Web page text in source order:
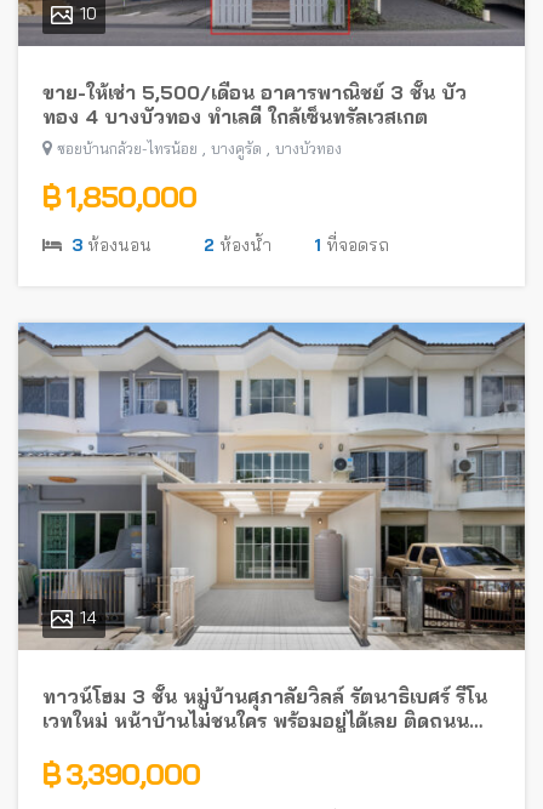
10
ขาย-ให้เช่า 5,500/เดือน อาคารพาณิชย์ 3 ชั้น บัว
ทอง 4 บางบัวทอง ทำเลดี ใกล้เซ็นทรัลเวสเกต
ซอยบ้านกล้วย-ไทรน้อย , บางคูรัด , บางบัวทอง
฿ 1,850,000
3 ห้องนอน 2 ห้องน้ำ 1 ที่จอดรถ
14
ทาวน์โฮม 3 ชั้น หมู่บ้านศุภาลัยวิลล์ รัตนาธิเบศร์ รีโน
เวทใหม่ หน้าบ้านไม่ชนใคร พร้อมอยู่ได้เลย ติดถนน
฿ 3,390,000